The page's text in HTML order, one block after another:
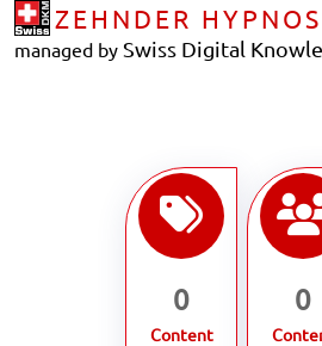
ZEHNDER
managed by Swiss Digital
0
Content
0